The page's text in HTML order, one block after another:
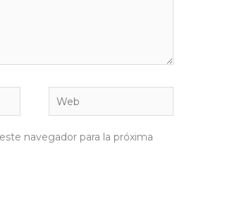
Web
navegador para la próxima